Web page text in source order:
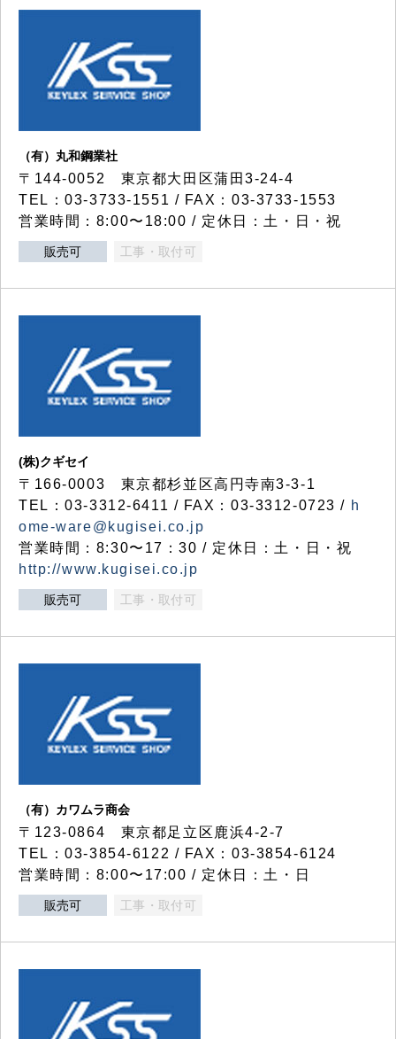
（有）丸和鋼業社
〒144-0052 東京都大田区蒲田3-24-4
TEL：03-3733-1551 / FAX：03-3733-1553
営業時間：8:00〜18:00 / 定休日：土・日・祝
販売可 工事・取付可
(株)クギセイ
〒166-0003 東京都杉並区高円寺南3-3-1
TEL：03-3312-6411 / FAX：03-3312-0723 / h
ome-ware@kugisei.co.jp
営業時間：8:30〜17：30 / 定休日：土・日・祝
http://www.kugisei.co.jp
販売可 工事・取付可
（有）カワムラ商会
〒123-0864 東京都足立区鹿浜4-2-7
TEL：03-3854-6122 / FAX：03-3854-6124
営業時間：8:00〜17:00 / 定休日：土・日
販売可 工事・取付可